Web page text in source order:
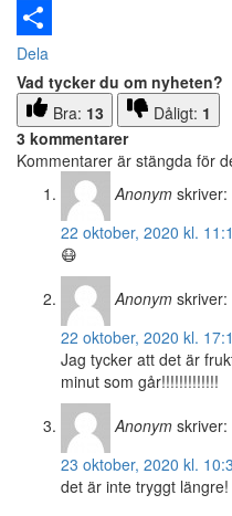
Email
Dela
Vad tycker du om nyheten?
Bra: 13 Dåligt: 1
3 kommentarer
Kommentarer är stängda för
Anonym skriver:
22 oktober, 2020 kl.
😷
Anonym skriver:
22 oktober, 2020 kl.
Jag tycker att det är
minut som går!!!!!!!!!!!!!
Anonym skriver:
23 oktober, 2020 kl.
det är inte tryggt längre!